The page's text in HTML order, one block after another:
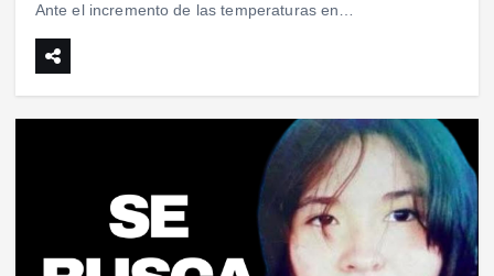
Ante el incremento de las temperaturas en…